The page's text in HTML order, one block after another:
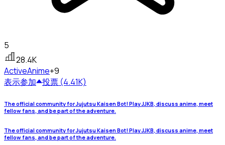
5
28.4K
ActiveAnime+9
表示参加 投票 (4.41K)
The official community for Jujutsu Kaisen Bot! Play JJKB, discuss anime, meet
fellow fans, and be part of the adventure.
The official community for Jujutsu Kaisen Bot! Play JJKB, discuss anime, meet
fellow fans, and be part of the adventure.